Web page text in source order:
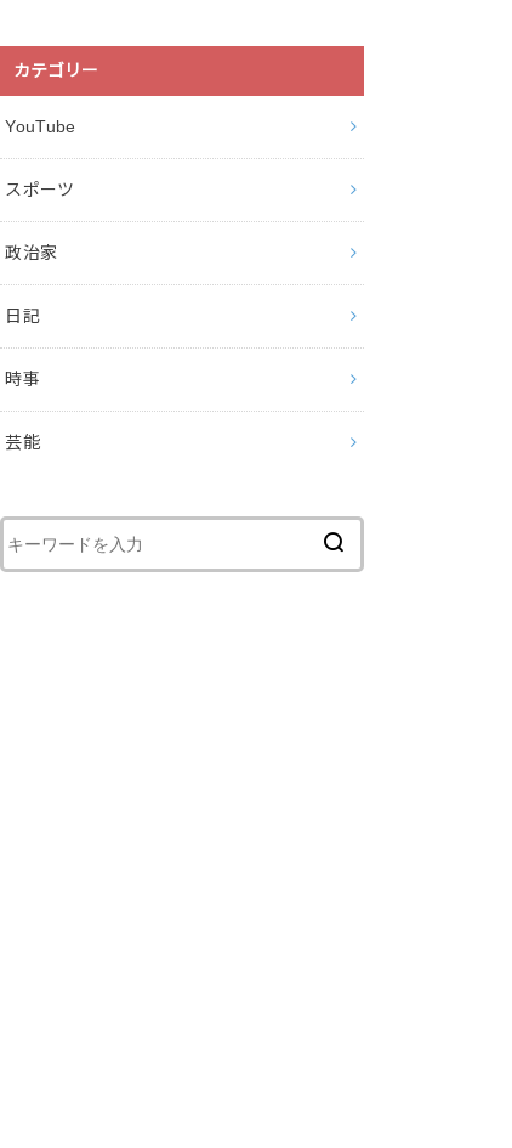
カテゴリー
YouTube
スポーツ
政治家
日記
時事
芸能